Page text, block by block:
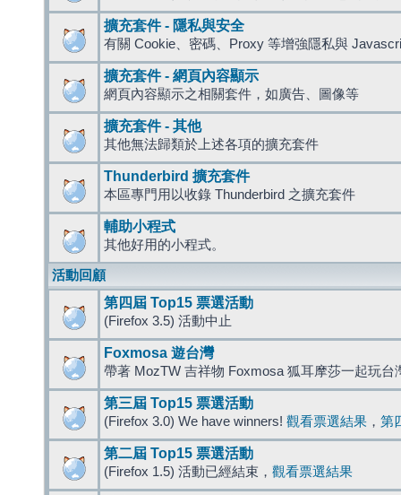
擴充套件 - 隱私與安全
有關 Cookie、密碼、Proxy 等增強隱私與
擴充套件 - 網頁內容顯示
網頁內容顯示之相關套件，如廣告、圖像等
擴充套件 - 其他
其他無法歸類於上述各項的擴充套件
Thunderbird 擴充套件
本區專門用以收錄 Thunderbird 之擴充套件
輔助小程式
其他好用的小程式。
活動回顧
第四屆 Top15 票選活動
(Firefox 3.5) 活動中止
Foxmosa 遊台灣
帶著 MozTW 吉祥物 Foxmosa 狐耳摩莎一起玩台
第三屆 Top15 票選活動
(Firefox 3.0) We have winners! 觀看票選結果 ， 第
第二屆 Top15 票選活動
(Firefox 1.5) 活動已經結束， 觀看票選結果